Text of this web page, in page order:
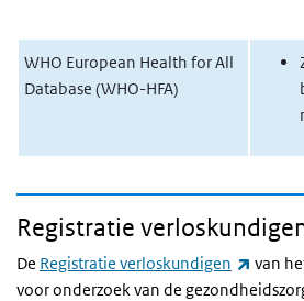
WHO European Health for All
Database (WHO-HFA)
Registratie
De Registratie verloskundigen
van
voor onderzoek van de